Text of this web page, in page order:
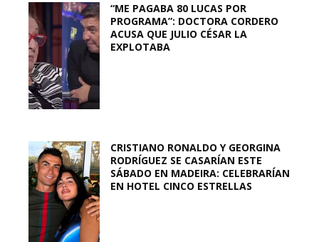
“ME PAGABA 80 LUCAS POR
PROGRAMA”: DOCTORA CORDERO
ACUSA QUE JULIO CÉSAR LA
EXPLOTABA
CRISTIANO RONALDO Y GEORGINA
RODRÍGUEZ SE CASARÍAN ESTE
SÁBADO EN MADEIRA: CELEBRARÍAN
EN HOTEL CINCO ESTRELLAS